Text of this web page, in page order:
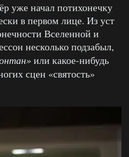
уже начал потихонечку
в первом лице. Из уст
Вселенной и
несколько подзабыл,
или какое-нибудь
сцен «святость»